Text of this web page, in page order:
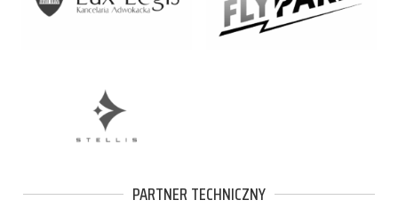
PARTNER TECHNICZNY